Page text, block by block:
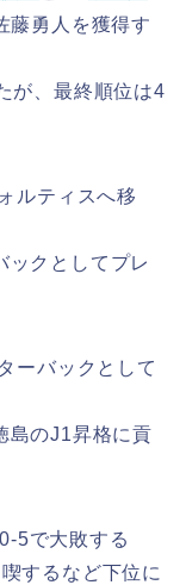
藤勇人を獲得す
が、最終順位は4
ルティスへ移
ックとしてプレ
ーバックとして
島のJ1昇格に貢
5で大敗する
するなど下位に